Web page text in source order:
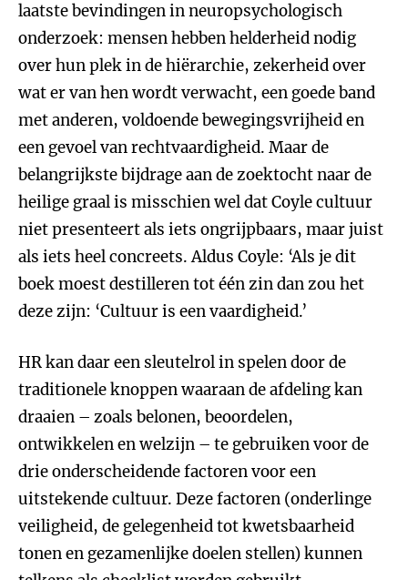
laatste bevindingen in neuropsychologisch
onderzoek: mensen hebben helderheid nodig
over hun plek in de hiërarchie, zekerheid over
wat er van hen wordt verwacht, een goede band
met anderen, voldoende bewegingsvrijheid en
een gevoel van rechtvaardigheid. Maar de
belangrijkste bijdrage aan de zoektocht naar de
heilige graal is misschien wel dat Coyle cultuur
niet presenteert als iets ongrijpbaars, maar juist
als iets heel concreets. Aldus Coyle: ‘Als je dit
boek moest destilleren tot één zin dan zou het
deze zijn: ‘Cultuur is een vaardigheid.’
HR kan daar een sleutelrol in spelen door de
traditionele knoppen waaraan de afdeling kan
draaien – zoals belonen, beoordelen,
ontwikkelen en welzijn – te gebruiken voor de
drie onderscheidende factoren voor een
uitstekende cultuur. Deze factoren (onderlinge
veiligheid, de gelegenheid tot kwetsbaarheid
tonen en gezamenlijke doelen stellen) kunnen